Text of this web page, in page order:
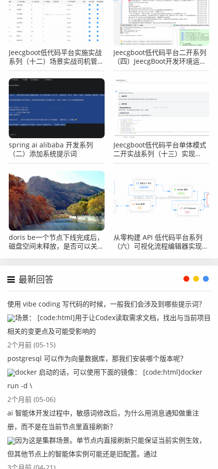
Jeecgboot低代码平台实施实战
系列（十二）场景实战司机管理
之表单主子表之建立站点主表
Jeecgboot低代码平台二开系列
（四）JeecgBoot开发环境运行
后端项目
spring ai alibaba 开发系列
（二）添加系统提示词
Jeecgboot低代码平台单体模式
二开实战系列（十三）实现
jeecg前端系统界面背景添加水
doris be一个节点下线完成后，
磁盘空间未释放，是否可以关闭
从零构建 API 低代码平台系列
（六）可视化流程编辑器实现
最新回答
使用 vibe coding 写代码的时候，一般我们会涉及到哪些提示词？
场景： [code:html]用于让Codex读取需求文档，找出与当前项目
相关的变更点及可能受影响的
2个月前 (05-15)
postgresql 可以作为向量数据库，那我们安装哪个版本呢？
docker 启动的话，可以使用下面的镜像： [code:html]docker
run -d \
2个月前 (05-06)
ai 智能体开发过程中，敏感词修改后，为什么用消息通知做重注
册，而不是在当前节点里直接刷新？
因为这是集群场景。单节点内直接刷新只能保证当前实例生效，
但其他节点上的智能体实例可能还是旧配置。通过